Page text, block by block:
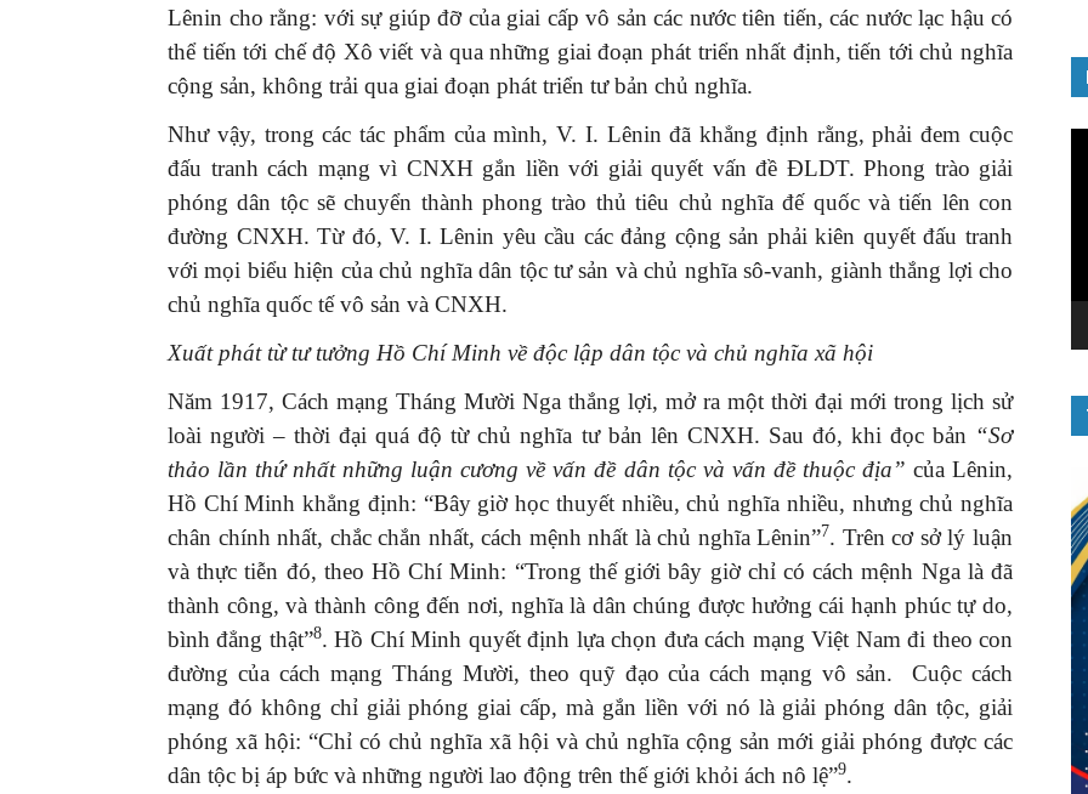
Lênin cho rằng: với sự giúp đỡ của giai cấp vô sản các nước tiên tiến, các nước lạc hậu có
thể tiến tới chế độ Xô viết và qua những giai đoạn phát triển nhất định, tiến tới chủ nghĩa
cộng sản, không trải qua giai đoạn phát triển tư bản chủ nghĩa.
Như vậy, trong các tác phẩm của mình, V. I. Lênin đã khẳng định rằng, phải đem cuộc
đấu tranh cách mạng vì CNXH gắn liền với giải quyết vấn đề ĐLDT. Phong trào giải
phóng dân tộc sẽ chuyển thành phong trào thủ tiêu chủ nghĩa đế quốc và tiến lên con
đường CNXH. Từ đó, V. I. Lênin yêu cầu các đảng cộng sản phải kiên quyết đấu tranh
với mọi biểu hiện của chủ nghĩa dân tộc tư sản và chủ nghĩa sô-vanh, giành thắng lợi cho
chủ nghĩa quốc tế vô sản và CNXH.
Xuất phát từ tư tưởng Hồ Chí Minh về độc lập dân tộc và chủ nghĩa xã hội
Năm 1917, Cách mạng Tháng Mười Nga thắng lợi, mở ra một thời đại mới trong lịch sử
loài người – thời đại quá độ từ chủ nghĩa tư bản lên CNXH. Sau đó, khi đọc bản “Sơ
thảo lần thứ nhất những luận cương về vấn đề dân tộc và vấn đề thuộc địa” của Lênin,
Hồ Chí Minh khẳng định: “Bây giờ học thuyết nhiều, chủ nghĩa nhiều, nhưng chủ nghĩa
chân chính nhất, chắc chắn nhất, cách mệnh nhất là chủ nghĩa Lênin”7. Trên cơ sở lý luận
và thực tiễn đó, theo Hồ Chí Minh: “Trong thế giới bây giờ chỉ có cách mệnh Nga là đã
thành công, và thành công đến nơi, nghĩa là dân chúng được hưởng cái hạnh phúc tự do,
bình đẳng thật”8. Hồ Chí Minh quyết định lựa chọn đưa cách mạng Việt Nam đi theo con
đường của cách mạng Tháng Mười, theo quỹ đạo của cách mạng vô sản. Cuộc cách
mạng đó không chỉ giải phóng giai cấp, mà gắn liền với nó là giải phóng dân tộc, giải
phóng xã hội: “Chỉ có chủ nghĩa xã hội và chủ nghĩa cộng sản mới giải phóng được các
dân tộc bị áp bức và những người lao động trên thế giới khỏi ách nô lệ”9.